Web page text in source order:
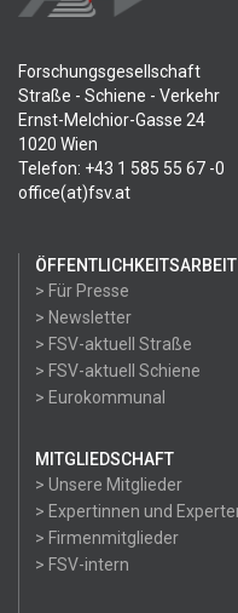
Forschungsgesellschaft
Straße - Schiene - Verkehr
Ernst-Melchior-Gasse 24
1020 Wien
Telefon: +43 1 585 55 67 -0
office(at)fsv.at
ÖFFENTLICHKEITSARBEIT
> Für Presse
> Newsletter
> FSV-aktuell Straße
> FSV-aktuell Schiene
> Eurokommunal
MITGLIEDSCHAFT
> Unsere Mitglieder
> Expertinnen und
> Firmenmitglieder
> FSV-intern